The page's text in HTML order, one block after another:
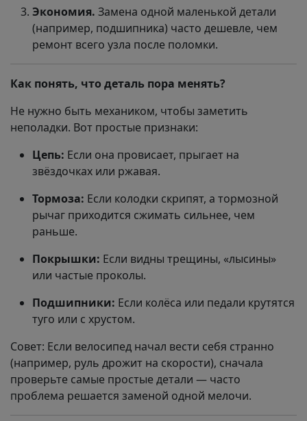
Экономия. Замена одной маленькой детали
(например, подшипника) часто дешевле, чем
ремонт всего узла после поломки.
Как понять, что деталь пора менять?
Не нужно быть механиком, чтобы заметить
неполадки. Вот простые признаки:
Цепь: Если она провисает, прыгает на
звёздочках или ржавая.
Тормоза: Если колодки скрипят, а тормозной
рычаг приходится сжимать сильнее, чем
раньше.
Покрышки: Если видны трещины, «лысины»
или частые проколы.
Подшипники: Если колёса или педали крутятся
туго или с хрустом.
Совет: Если велосипед начал вести себя странно
(например, руль дрожит на скорости), сначала
проверьте самые простые детали — часто
проблема решается заменой одной мелочи.